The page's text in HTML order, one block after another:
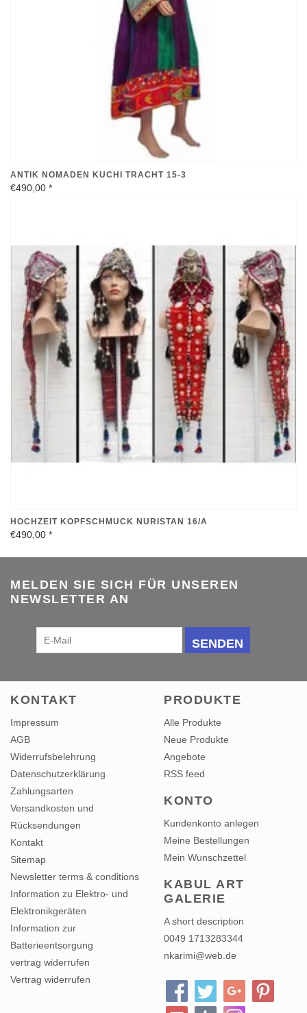
ANTIK NOMADEN KUCHI TRACHT 15-3
€490,00 *
HOCHZEIT KOPFSCHMUCK NURISTAN 16/A
€490,00 *
MELDEN SIE SICH FÜR UNSEREN
NEWSLETTER AN
SENDEN
KONTAKT
Impressum
AGB
Widerrufsbelehrung
Datenschutzerklärung
Zahlungsarten
Versandkosten und
Rücksendungen
Kontakt
Sitemap
Newsletter terms & conditions
Information zu Elektro- und
Elektronikgeräten
Information zur
Batterieentsorgung
vertrag widerrufen
Vertrag widerrufen
PRODUKTE
Alle Produkte
Neue Produkte
Angebote
RSS feed
KONTO
Kundenkonto anlegen
Meine Bestellungen
Mein Wunschzettel
KABUL ART
GALERIE
A short description
0049 1713283344
nkarimi@web.de